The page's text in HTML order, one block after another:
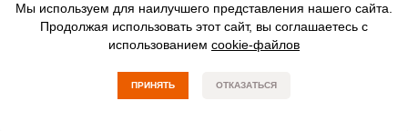
Мы используем для наилучшего представления нашего сайта.
Продолжая использовать этот сайт, вы соглашаетесь с
использованием cookie-файлов
ПРИНЯТЬ ОТКАЗАТЬСЯ